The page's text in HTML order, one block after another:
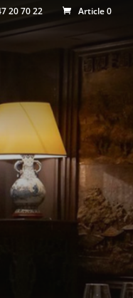
20 70 22 Article 0